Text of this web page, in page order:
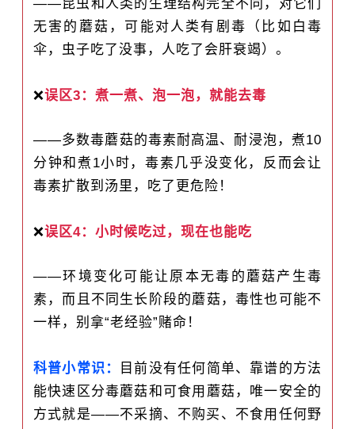
——昆虫和人类的生理结构完全不同，对它们
无害的蘑菇，可能对人类有剧毒（比如白毒
伞，虫子吃了没事，人吃了会肝衰竭）。
❌误区3：煮一煮、泡一泡，就能去毒
——多数毒蘑菇的毒素耐高温、耐浸泡，煮10
分钟和煮1小时，毒素几乎没变化，反而会让
毒素扩散到汤里，吃了更危险！
❌误区4：小时候吃过，现在也能吃
——环境变化可能让原本无毒的蘑菇产生毒
素，而且不同生长阶段的蘑菇，毒性也可能不
一样，别拿“老经验”赌命！
科普小常识：
目前没有任何简单、靠谱的方法
能快速区分毒蘑菇和可食用蘑菇，唯一安全的
方式就是——不采摘、不购买、不食用任何野